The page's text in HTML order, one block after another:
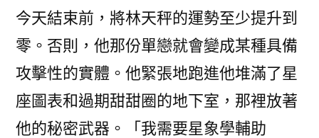
今天結束前，將林天秤的運勢至少提升到
零。否則，他那份單戀就會變成某種具備
攻擊性的實體。他緊張地跑進他堆滿了星
座圖表和過期甜甜圈的地下室，那裡放著
他的秘密武器。「我需要星象學輔助